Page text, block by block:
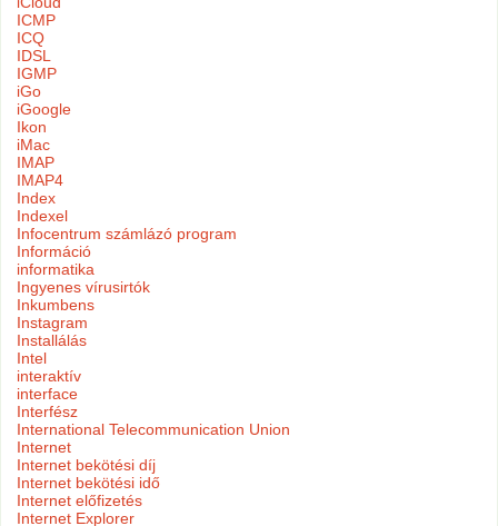
ICMP
ICQ
IDSL
IGMP
iGo
iGoogle
Ikon
iMac
IMAP
IMAP4
Index
Indexel
Infocentrum számlázó program
Információ
informatika
Ingyenes vírusirtók
Inkumbens
Instagram
Installálás
Intel
interaktív
interface
Interfész
International Telecommunication Union
Internet
Internet bekötési díj
Internet bekötési idő
Internet előfizetés
Internet Explorer